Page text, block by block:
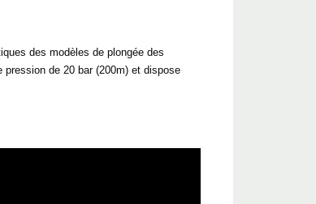
des modèles de plongée des
pression de 20 bar (200m) et dispose